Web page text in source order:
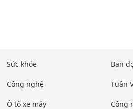
Sức khỏe
Công nghệ
Ô tô xe máy
Bạn
Tuần
Công